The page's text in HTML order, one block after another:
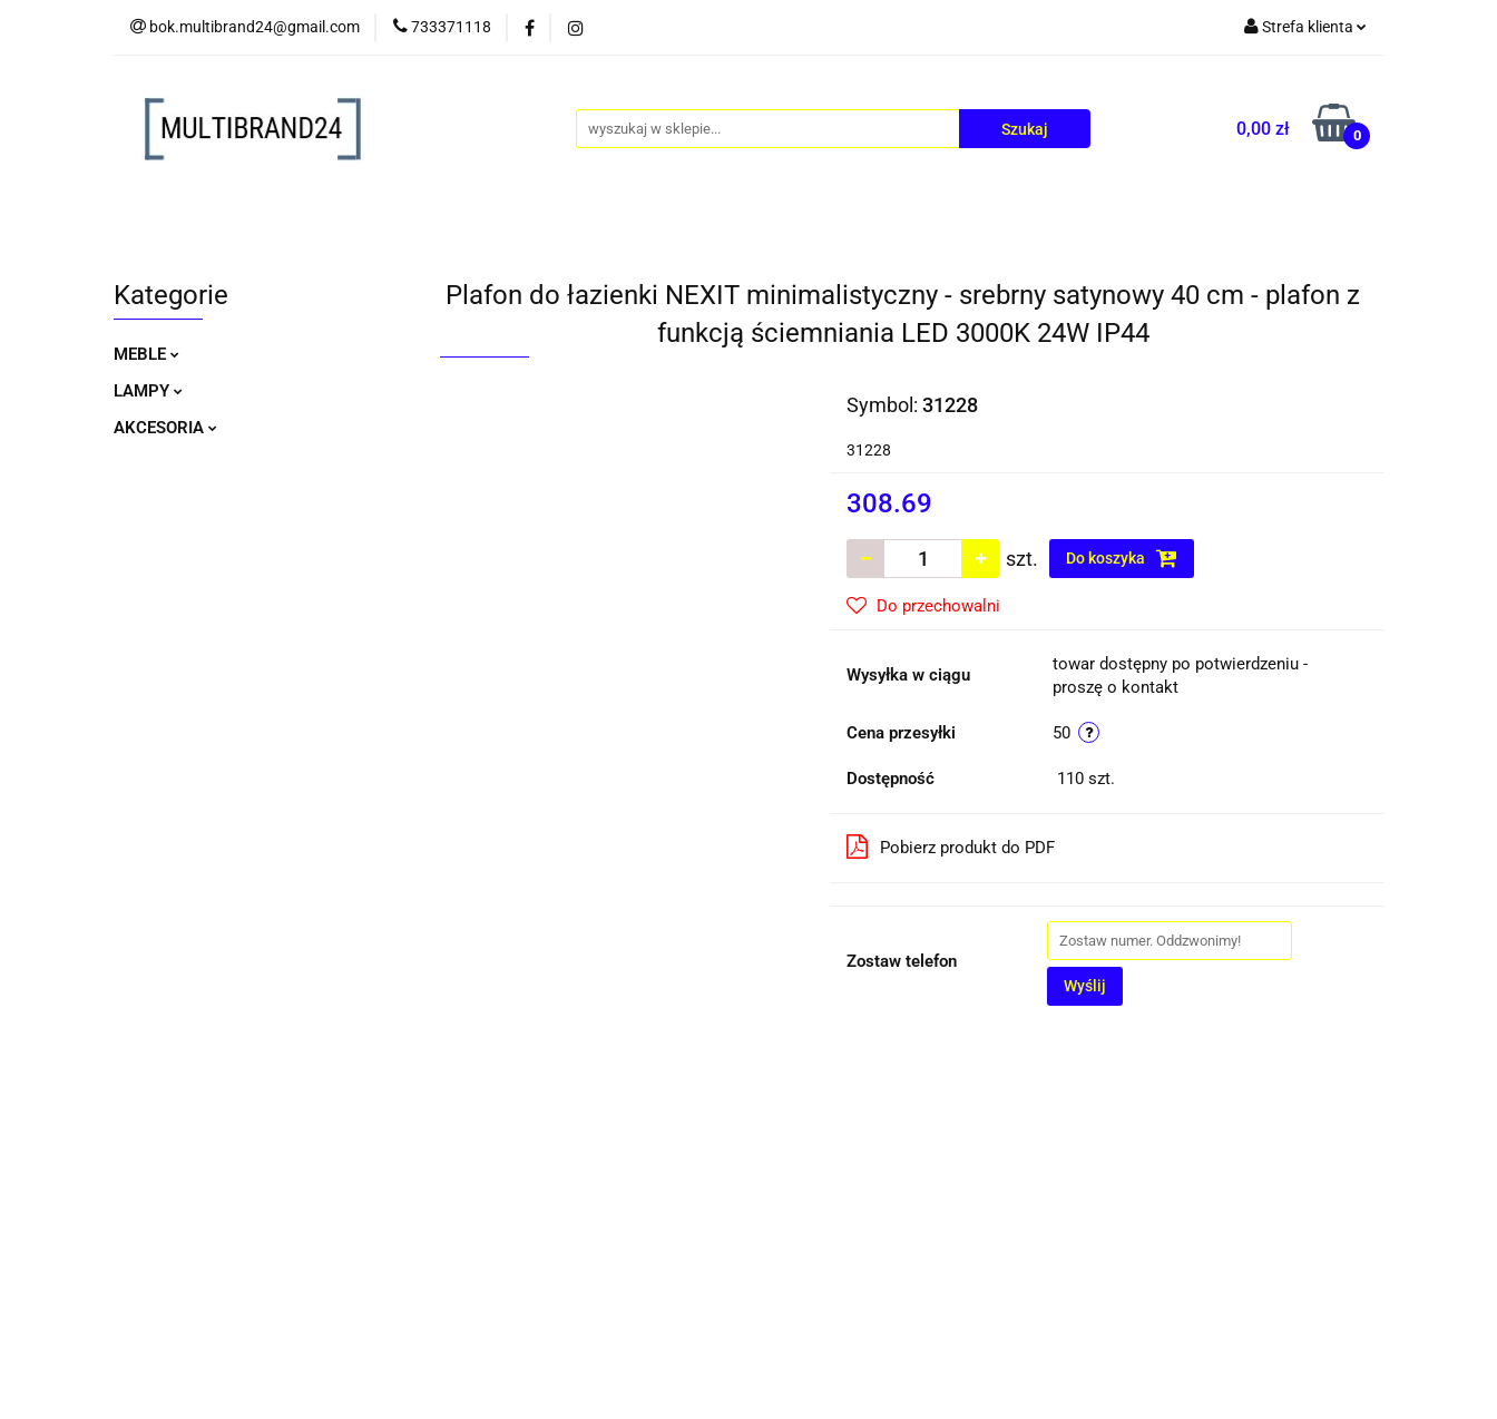
bok.multibrand24@gmail.com 733371118 Strefa klienta
Zarejestruj się
Dodaj zgłoszenie
0,00 zł 0
MEBLE LAMPY AKCESORIA
Kategorie
MEBLE
LAMPY
AKCESORIA
Plafon do łazienki NEXIT minimalistyczny - srebrny satynowy 40 cm - plafon z
funkcją ściemniania LED 3000K 24W IP44
Symbol:31228
31228
308.69
szt. Do koszyka
Do przechowalni
Wysyłka w ciągu
towar dostępny po potwierdzeniu -
proszę o kontakt
Cena przesyłki 50
Dostępność 110 szt.
Pobierz produkt do PDF
Zostaw telefon
Wyślij